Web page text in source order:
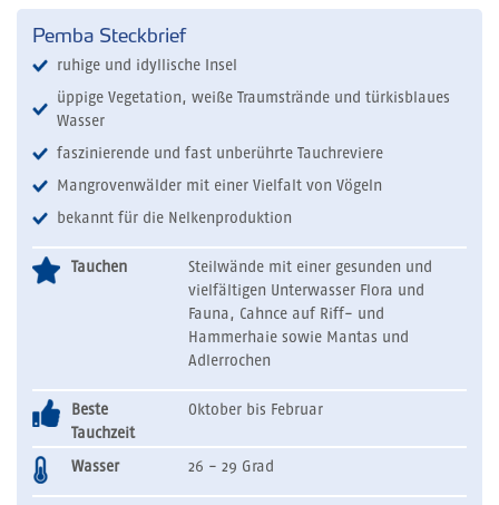
Pemba Steckbrief
ruhige und idyllische Insel
üppige Vegetation, weiße Traumstrände und türkisblaues
Wasser
faszinierende und fast unberührte Tauchreviere
Mangrovenwälder mit einer Vielfalt von Vögeln
bekannt für die Nelkenproduktion
Tauchen
Steilwände mit einer gesunden und
vielfältigen Unterwasser Flora und
Fauna, Cahnce auf Riff- und
Hammerhaie sowie Mantas und
Adlerrochen
Beste
Tauchzeit
Oktober bis Februar
Wasser 26 - 29 Grad